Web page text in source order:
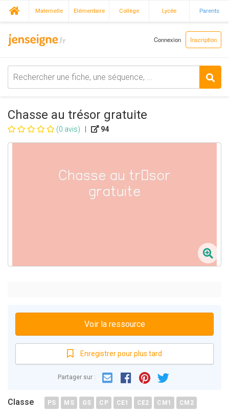
Maternelle Elémentaire Collège Lycée Parents
Connexion Inscription
Chasse au trésor gratuite
(0 avis) 94
Classe PS MS GS CP CE1 CE2 CM1 CM2
Voir la ressource
Enregistrer pour plus tard
Partager sur : EmailFacebook
Pinterest